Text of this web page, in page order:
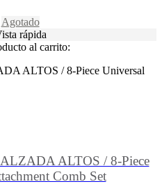
Agotado
rápida
al carrito:
ALTOS / 8-Piece Universal
ALTOS / 8-Piece
Comb Set